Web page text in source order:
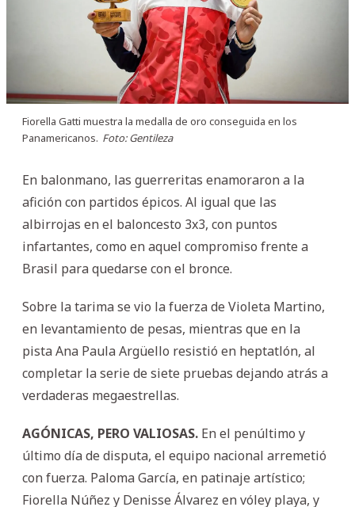
Fiorella Gatti muestra la medalla de oro conseguida en los
Panamericanos. Foto: Gentileza
En balonmano, las guerreritas enamoraron a la
afición con partidos épicos. Al igual que las
albirrojas en el baloncesto 3x3, con puntos
infartantes, como en aquel compromiso frente a
Brasil para quedarse con el bronce.
Sobre la tarima se vio la fuerza de Violeta Martino,
en levantamiento de pesas, mientras que en la
pista Ana Paula Argüello resistió en heptatlón, al
completar la serie de siete pruebas dejando atrás a
verdaderas megaestrellas.
AGÓNICAS, PERO VALIOSAS. En el penúltimo y
último día de disputa, el equipo nacional arremetió
con fuerza. Paloma García, en patinaje artístico;
Fiorella Núñez y Denisse Álvarez en vóley playa, y